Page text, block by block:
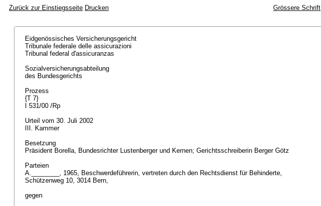
Zurück zur Einstiegsseite Drucken Grössere Schrift
Eidgenössisches Versicherungsgericht
Tribunale federale delle assicurazioni
Tribunal federal d'assicuranzas
Sozialversicherungsabteilung
des Bundesgerichts
Prozess
{T 7}
I 531/00 /Rp
Urteil vom 30. Juli 2002
III. Kammer
Besetzung
Präsident Borella, Bundesrichter Lustenberger und Kernen; Gerichtsschreiberin Berger Götz
Parteien
A.________, 1965, Beschwerdeführerin, vertreten durch den Rechtsdienst für Behinderte,
Schützenweg 10, 3014 Bern,
gegen